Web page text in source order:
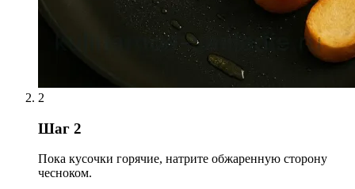
2
Шаг 2
Пока кусочки горячие, натрите обжаренную сторону
чесноком.